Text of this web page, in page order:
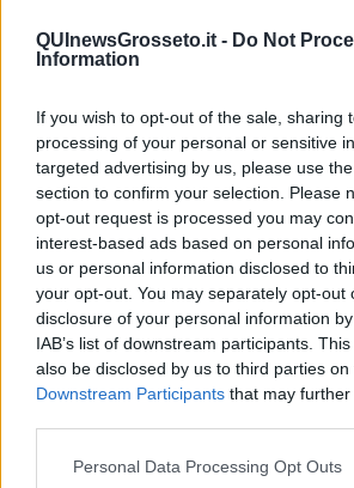
QUInewsGrosseto.it - Do Not
Information
If you wish to opt-out of the sale, sharing
processing of your personal or sensitive
targeted advertising by us, please use
section to confirm your selection. Please
opt-out request is processed you may
interest-based ads based on personal
us or personal information disclosed to
your opt-out. You may separately opt-out
disclosure of your personal information
IAB’s list of downstream participants.
also be disclosed by us to third parties on
Downstream Participants that may
Personal Data Processing Opt Outs
​L’importanza della comunicazione in
​Il diritto ad essere disconnessi
​Consigli di lettura per genitori e non solo
​La Clownterapia
​Differenze tra persone frustrate e non
L’invisibile fatica mentale
Vacanze a km zero
​Buone Vacan(si)e!
​Il lato positivo delle cose
​Storie antiche di tempi moderni
​Quello che alle mamme non dicono
Adultescenza
Homo imbecillis
​4 anni di Blog
Quando il silenzio è aggressivo
La maternità